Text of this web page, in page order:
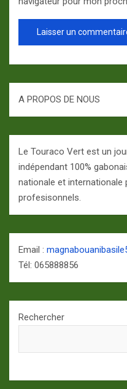
A PROPOS DE NOUS
Le Touraco Vert est un
indépendant 100%
nationale et internationale
profesisonnels.
Email :
Tél: 065888856
Rechercher